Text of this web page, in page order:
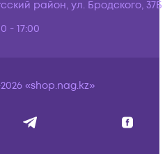
район, ул. Бродского, 37Б
- 17:00
«shop.nag.kz»